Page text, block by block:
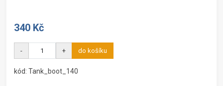
340 Kč
- + do košíku
kód: Tank_boot_140